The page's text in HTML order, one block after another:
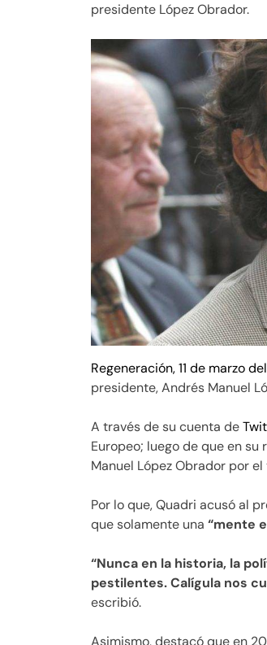
presidente López Obrador.
Regeneración, 11 de marzo
presidente, Andrés Manuel
A través de su cuenta de
Europeo; luego de que en
Manuel López Obrador por
Por lo que, Quadri acusó al
que solamente una “mente
“Nunca en la historia, la
pestilentes. Calígula nos
escribió.
Asimismo, destacó que en